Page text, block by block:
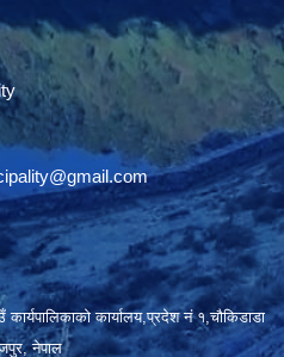
कार्यालय,प्रदेश नं १,चौकिडाडा
नेपाल